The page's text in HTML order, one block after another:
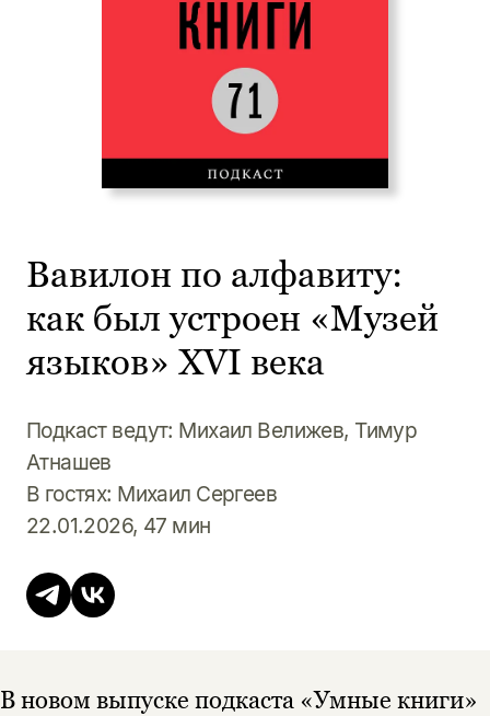
Вавилон по алфавиту:
как был устроен «Музей
языков» XVI века
Подкаст ведут: Михаил Велижев, Тимур
Атнашев
В гостях: Михаил Сергеев
22.01.2026, 47 мин
В новом выпуске подкаста «Умные книги»